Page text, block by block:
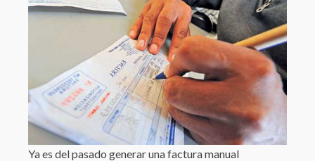
Ya es del pasado generar una factura manual